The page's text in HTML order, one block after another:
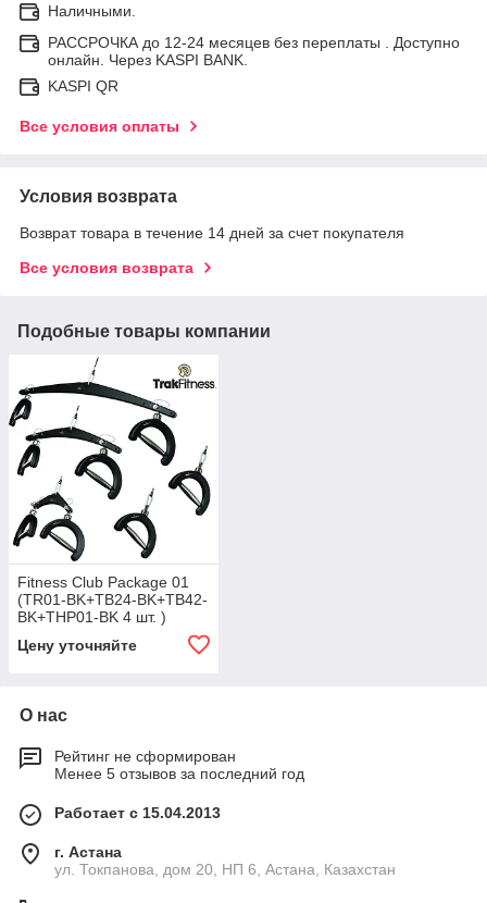
Наличными.
РАССРОЧКА до 12-24 месяцев без переплаты . Доступно
онлайн. Через KASPI BANK.
KASPI QR
Все условия оплаты
Условия возврата
Возврат товара в течение 14 дней за счет покупателя
Все условия возврата
Подобные товары компании
Fitness Club Package 01
(TR01-BK+TB24-BK+TB42-
BK+THP01-BK 4 шт. )
Цену уточняйте
О нас
Рейтинг не сформирован
Менее 5 отзывов за последний год
Работает с 15.04.2013
г. Астана
ул. Токпанова, дом 20, НП 6, Астана, Казахстан